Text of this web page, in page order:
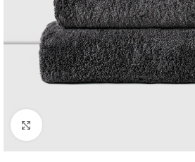
Haga Click para agrandar